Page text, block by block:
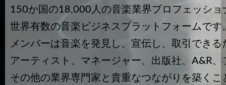
150か国の18,000人の音楽業界プロフェッショ
世界有数の音楽ビジネスプラットフォームです
メンバーは音楽を発見し、宣伝し、取引できる
アーティスト、マネージャー、出版社、A&R
その他の業界専門家と貴重なつながりを築くこ